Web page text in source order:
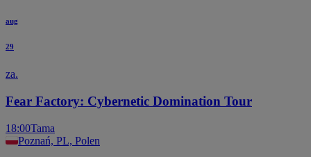
aug
29
za.
Fear Factory: Cybernetic Domination Tour
18:00Tama
Poznań, PL, Polen